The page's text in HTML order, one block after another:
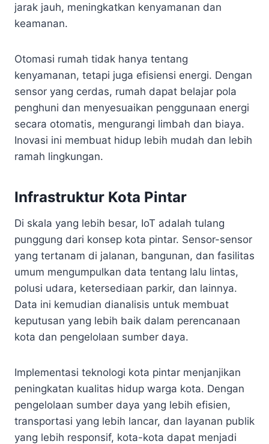
jarak jauh, meningkatkan kenyamanan dan
keamanan.
Otomasi rumah tidak hanya tentang
kenyamanan, tetapi juga efisiensi energi. Dengan
sensor yang cerdas, rumah dapat belajar pola
penghuni dan menyesuaikan penggunaan energi
secara otomatis, mengurangi limbah dan biaya.
Inovasi ini membuat hidup lebih mudah dan lebih
ramah lingkungan.
Infrastruktur Kota Pintar
Di skala yang lebih besar, IoT adalah tulang
punggung dari konsep kota pintar. Sensor-sensor
yang tertanam di jalanan, bangunan, dan fasilitas
umum mengumpulkan data tentang lalu lintas,
polusi udara, ketersediaan parkir, dan lainnya.
Data ini kemudian dianalisis untuk membuat
keputusan yang lebih baik dalam perencanaan
kota dan pengelolaan sumber daya.
Implementasi teknologi kota pintar menjanjikan
peningkatan kualitas hidup warga kota. Dengan
pengelolaan sumber daya yang lebih efisien,
transportasi yang lebih lancar, dan layanan publik
yang lebih responsif, kota-kota dapat menjadi